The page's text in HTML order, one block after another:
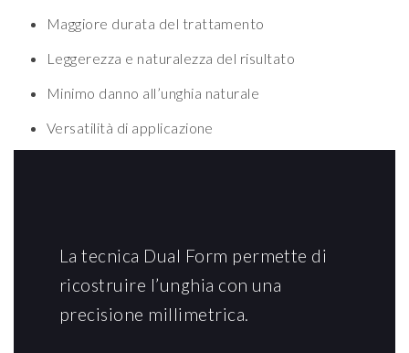
Maggiore durata del trattamento
Leggerezza e naturalezza del risultato
Minimo danno all’unghia naturale
Versatilità di applicazione
La tecnica Dual Form permette di
ricostruire l’unghia con una
precisione millimetrica.